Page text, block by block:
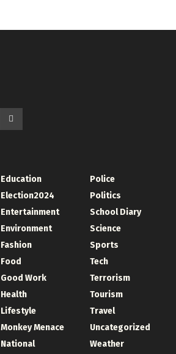
Education
Election2024
Entertainment
Environment
Fashion
Food
Good Work
Health
Lifestyle
Monkey Menace
National
Police
Politics
School Diary
Science
Sports
Tech
Terrorism
Tourism
Travel
Uncategorized
Weather